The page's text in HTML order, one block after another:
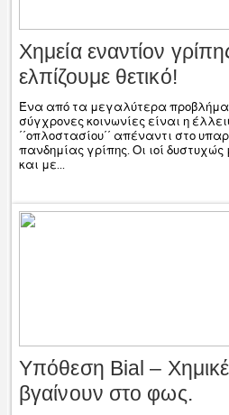
Χημεία εναντίον
ελπίζουμε θετικό!
Ένα από τα μεγαλύτερα
σύγχρονες κοινωνίες είναι η
΄΄οπλοστασίου΄΄ απέναντι στο
πανδημίας γρίπης. Οι ιοί
και με...
Υπόθεση Bial –
βγαίνουν στο φως.